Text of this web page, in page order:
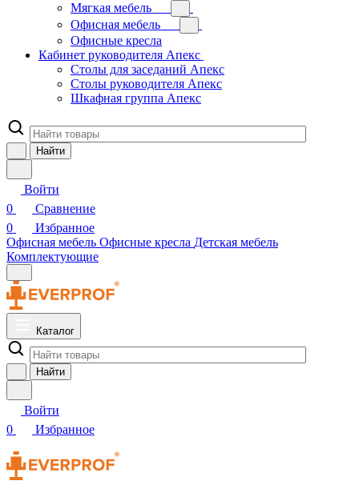
Мягкая мебель
Офисная мебель
Офисные кресла
Кабинет руководителя Апекс
Столы для заседаний Апекс
Столы руководителя Апекс
Шкафная группа Апекс
Найти
Войти
0
Сравнение
0
Избранное
Офисная мебель Офисные кресла Детская мебель
Комплектующие
Каталог
Найти
Войти
0
Избранное